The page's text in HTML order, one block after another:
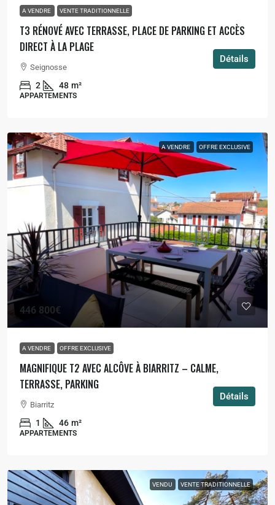
A VENDRE VENTE TRADITIONNELLE
T3 RÉNOVÉ AVEC TERRASSE, PLACE DE PARKING ET ACCÈS
DIRECT À LA PLAGE
Seignosse
2 48 m²
APPARTEMENTS
Détails
A VENDRE OFFRE EXCLUSIVE
446 800€
A VENDRE OFFRE EXCLUSIVE
MAGNIFIQUE T2 AVEC ALCÔVE À BIARRITZ – CALME,
TERRASSE, PARKING
Biarritz
1 46 m²
APPARTEMENTS
Détails
VENDU VENTE TRADITIONNELLE